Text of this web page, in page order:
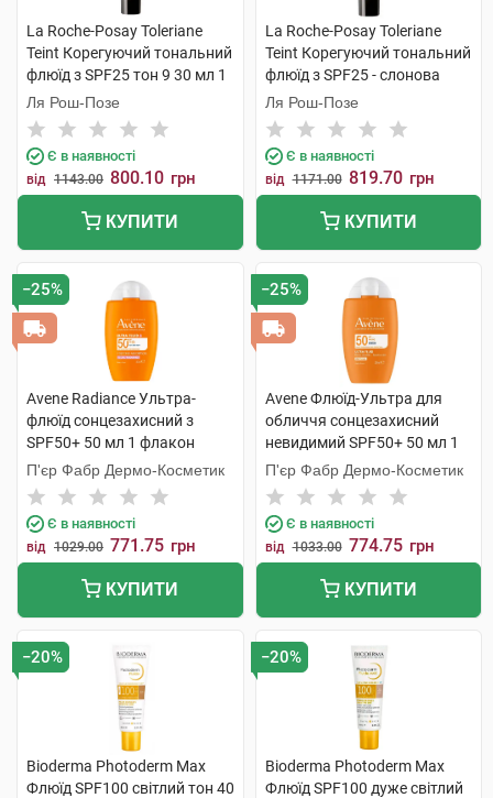
La Roche-Posay Toleriane
Teint Корегуючий тональний
флюїд з SPF25 тон 9 30 мл 1
туба
Ля Рош-Позе
Є в наявності
від 1143.00 800.10 грн
КУПИТИ
La Roche-Posay Toleriane
Teint Корегуючий тональний
флюїд з SPF25 - слонова
кістка 30 мл 1 туба
Ля Рош-Позе
Є в наявності
від 1171.00 819.70 грн
КУПИТИ
−25%
Avene Radiance Ультра-
флюїд сонцезахисний з
SPF50+ 50 мл 1 флакон
П'єр Фабр Дермо-Косметик
Є в наявності
від 1029.00 771.75 грн
КУПИТИ
−25%
Avene Флюїд-Ультра для
обличчя сонцезахисний
невидимий SPF50+ 50 мл 1
флакон
П'єр Фабр Дермо-Косметик
Є в наявності
від 1033.00 774.75 грн
КУПИТИ
−20%
Bioderma Photoderm Max
Флюїд SPF100 світлий тон 40
−20%
Bioderma Photoderm Max
Флюїд SPF100 дуже світлий